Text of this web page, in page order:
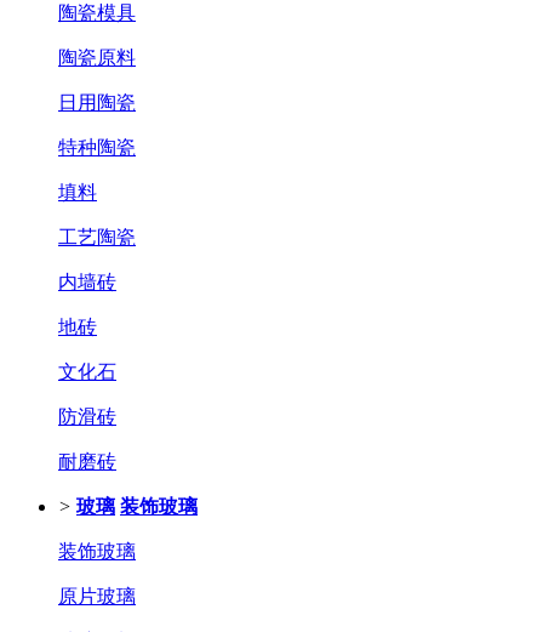
陶瓷模具
陶瓷原料
日用陶瓷
特种陶瓷
填料
工艺陶瓷
内墙砖
地砖
文化石
防滑砖
耐磨砖
> 玻璃 装饰玻璃
装饰玻璃
原片玻璃